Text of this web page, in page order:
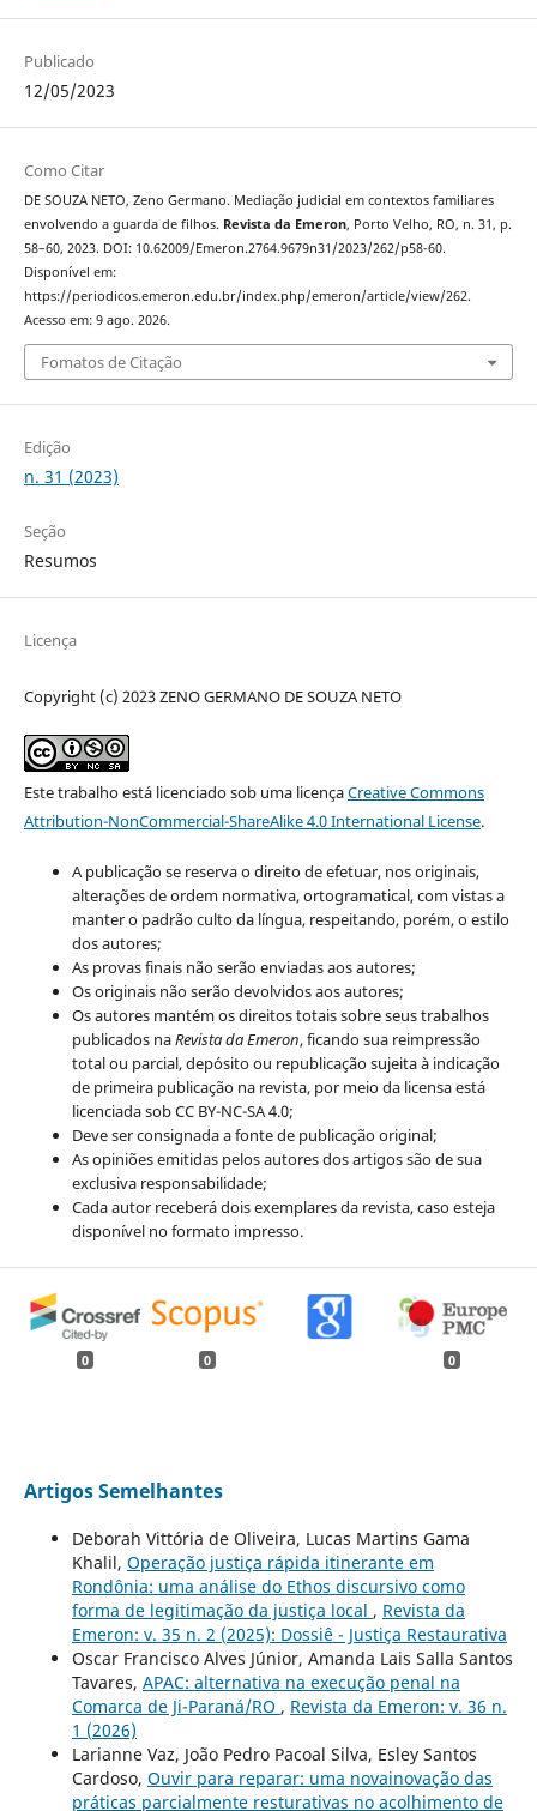
Publicado
12/05/2023
Como Citar
DE SOUZA NETO, Zeno Germano. Mediação judicial em contextos familiares
envolvendo a guarda de filhos. Revista da Emeron, Porto Velho, RO, n. 31, p.
58–60, 2023. DOI: 10.62009/Emeron.2764.9679n31/2023/262/p58-60.
Disponível em:
https://periodicos.emeron.edu.br/index.php/emeron/article/view/262.
Acesso em: 9 ago. 2026.
Fomatos de Citação
Edição
n. 31 (2023)
Seção
Resumos
Licença
Copyright (c) 2023 ZENO GERMANO DE SOUZA NETO
Este trabalho está licenciado sob uma licençaCreative Commons
Attribution-NonCommercial-ShareAlike 4.0 International License.
A publicação se reserva o direito de efetuar, nos originais,
alterações de ordem normativa, ortogramatical, com vistas a
manter o padrão culto da língua, respeitando, porém, o estilo
dos autores;
As provas finais não serão enviadas aos autores;
Os originais não serão devolvidos aos autores;
Os autores mantém os direitos totais sobre seus trabalhos
publicados naRevista da Emeron, ficando sua reimpressão
total ou parcial, depósito ou republicação sujeita à indicação
de primeira publicação na revista, por meio da licensa está
licenciada sob CC BY-NC-SA 4.0;
Deve ser consignada a fonte de publicação original;
As opiniões emitidas pelos autores dos artigos são de sua
exclusiva responsabilidade;
Cada autor receberá dois exemplares da revista, caso esteja
disponível no formato impresso.
0 0 0
Artigos Semelhantes
Deborah Vittória de Oliveira, Lucas Martins Gama
Khalil, Operação justiça rápida itinerante em
Rondônia: uma análise do Ethos discursivo como
forma de legitimação da justiça local , Revista da
Emeron: v. 35 n. 2 (2025): Dossiê - Justiça Restaurativa
Oscar Francisco Alves Júnior, Amanda Lais Salla Santos
Tavares, APAC: alternativa na execução penal na
Comarca de Ji-Paraná/RO , Revista da Emeron: v. 36 n.
1 (2026)
Larianne Vaz, João Pedro Pacoal Silva, Esley Santos
Cardoso, Ouvir para reparar: uma novainovação das
práticas parcialmente resturativas no acolhimento de